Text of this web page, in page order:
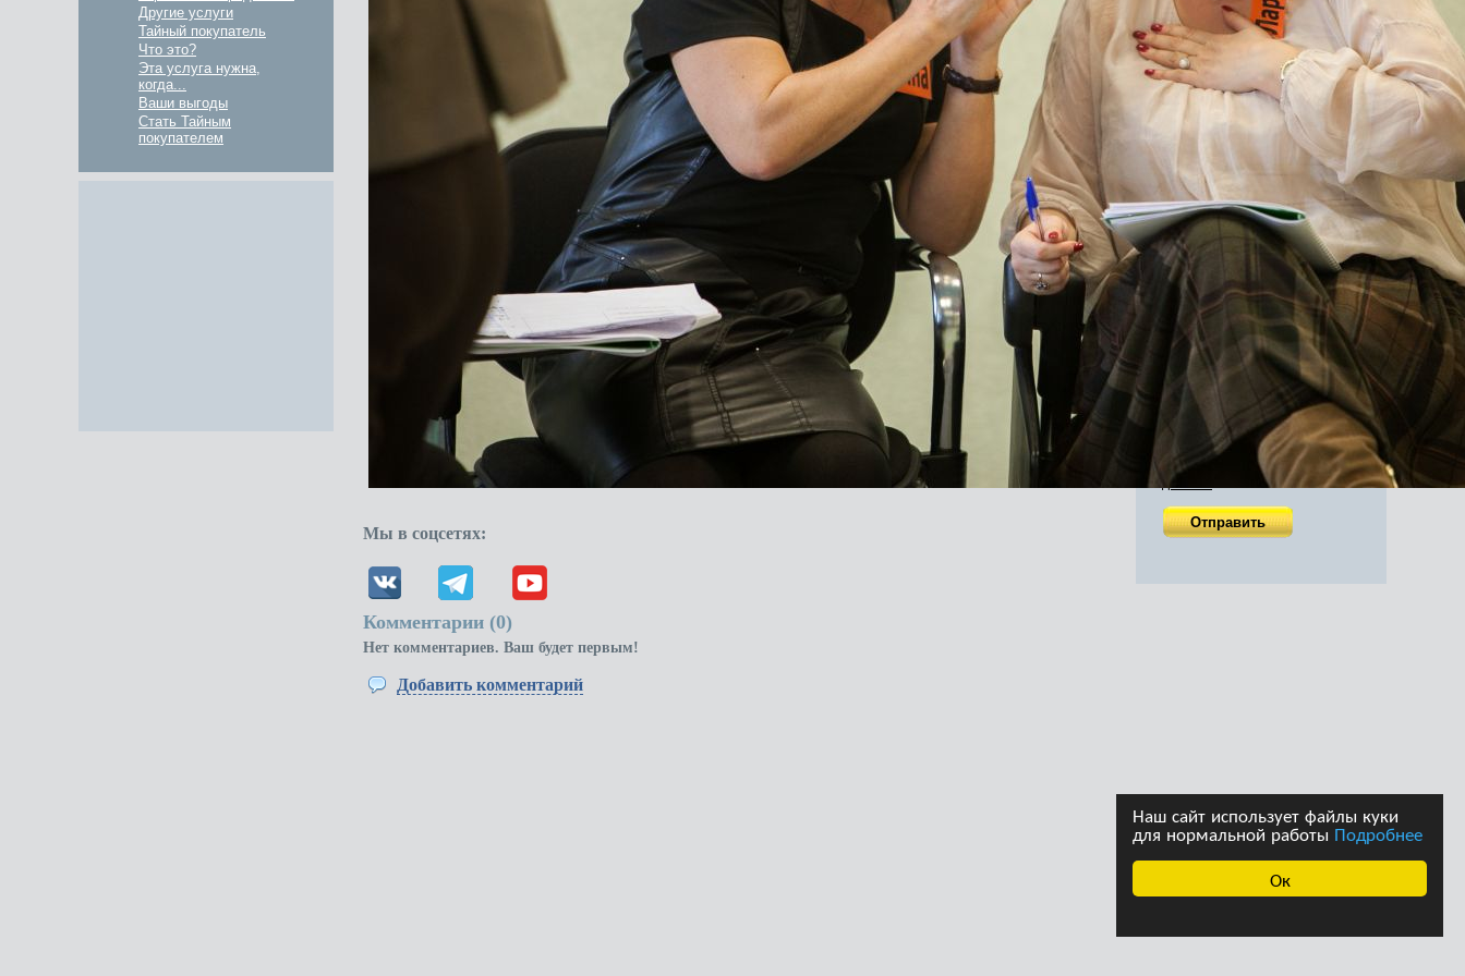
Ок
Наш сайт использует файлы куки
для нормальной работы Подробнее
Другие услуги
Тайный покупатель
Что это?
Эта услуга нужна,
когда...
Ваши выгоды
Стать Тайным
покупателем
Задайте свой вопрос
нашим специалистам
Введите ваше Ф.И.О.
Ваш вопрос*
Введите код:
Обновить картинку
* Нажимая на кнопку
"Оправить", я даюсогласие на
обработку персональных
данных.
Мы в соцсетях:
Комментарии (0)
Нет комментариев. Ваш будет первым!
Добавить комментарий